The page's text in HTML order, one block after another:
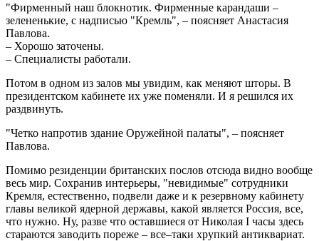
"Фирменный наш блокнотик. Фирменные карандаши –
зелененькие, с надписью "Кремль", – поясняет Анастасия
Павлова.
– Хорошо заточены.
– Специалисты работали.
Потом в одном из залов мы увидим, как меняют шторы. В
президентском кабинете их уже поменяли. И я решился их
раздвинуть.
"Четко напротив здание Оружейной палаты", – поясняет
Павлова.
Помимо резиденции британских послов отсюда видно вообще
весь мир. Сохранив интерьеры, "невидимые" сотрудники
Кремля, естественно, подвели даже и к резервному кабинету
главы великой ядерной державы, какой является Россия, все,
что нужно. Ну, разве что оставшиеся от Николая I часы здесь
стараются заводить пореже – все–таки хрупкий антиквариат.